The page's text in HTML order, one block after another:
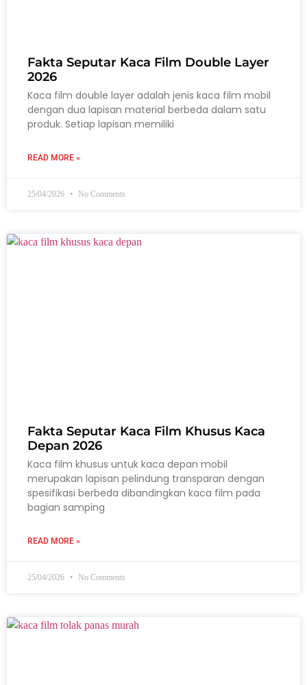
Fakta Seputar Kaca Film Double Layer
2026
Kaca film double layer adalah jenis kaca film mobil
dengan dua lapisan material berbeda dalam satu
produk. Setiap lapisan memiliki
READ MORE »
25/04/2026 No Comments
Fakta Seputar Kaca Film Khusus Kaca
Depan 2026
Kaca film khusus untuk kaca depan mobil
merupakan lapisan pelindung transparan dengan
spesifikasi berbeda dibandingkan kaca film pada
bagian samping
READ MORE »
25/04/2026 No Comments